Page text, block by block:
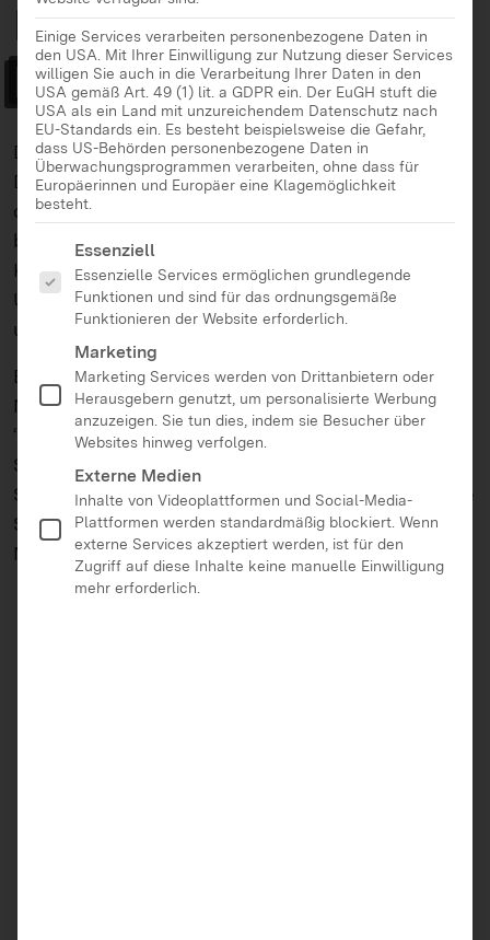
Broschüre
Mediendetektive
Der Alltag von Kindern ist geprägt durch Medien.
Doch wie können Lehrkräfte sie auf ihrem Weg
durch die komplexe Medienwelt am besten
begleiten? Mit einer Broschüre zu
Kindermedienrechten bietet der SWRhier
Unterstützung. Grundschullehrkräfte finden darin
umfangreiche Anregungen für ihren Unterricht.
Einige ausgewählte Klassen können eine eigene
Nachrichtensendung drehen – mit dem Filmprojekt
“SWR Mediendetektive”. Die medienpraktische
Seite steht bei dem Modul im Vordergrund. Eine
Sendung konzipieren, Interviews führen, drehen: Die
Schüler*innen schlüpfen in die Rolle von
Medienprofis.
Einige Services verarbeiten personenbezogene Daten in
den USA. Mit Ihrer Einwilligung zur Nutzung dieser Services
willigen Sie auch in die Verarbeitung Ihrer Daten in den
USA gemäß Art. 49 (1) lit. a GDPR ein. Der EuGH stuft die
USA als ein Land mit unzureichendem Datenschutz nach
EU-Standards ein. Es besteht beispielsweise die Gefahr,
dass US-Behörden personenbezogene Daten in
Überwachungsprogrammen verarbeiten, ohne dass für
Europäerinnen und Europäer eine Klagemöglichkeit
besteht.
Es folgt eine Liste der Service-Gruppen, für die eine
Essenziell
Essenzielle Services ermöglichen grundlegende
Funktionen und sind für das ordnungsgemäße
Funktionieren der Website erforderlich.
Marketing
Marketing Services werden von Drittanbietern oder
Herausgebern genutzt, um personalisierte Werbung
anzuzeigen. Sie tun dies, indem sie Besucher über
Websites hinweg verfolgen.
Externe Medien
Inhalte von Videoplattformen und Social-Media-
Plattformen werden standardmäßig blockiert. Wenn
externe Services akzeptiert werden, ist für den
Zugriff auf diese Inhalte keine manuelle Einwilligung
mehr erforderlich.